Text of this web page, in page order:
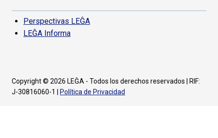
Perspectivas LEĜA
LEĜA Informa
Copyright © 2026 LEĜA - Todos los derechos reservados | RIF:
J-30816060-1 |
Política de Privacidad